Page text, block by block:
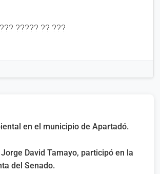
????? ?? ???
en el municipio de Apartadó.
David Tamayo, participó en la
del Senado.